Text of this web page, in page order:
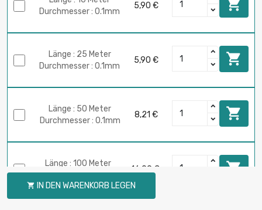
Durchmesser : 0.1mm
5,90 € 
Länge : 25 Meter
Durchmesser : 0.1mm
5,90 € 
Länge : 50 Meter
Durchmesser : 0.1mm
8,21 € 
Länge : 100 Meter
Durchmesser : 0.1mm
16,09 € 
 IN DEN WARENKORB LEGEN